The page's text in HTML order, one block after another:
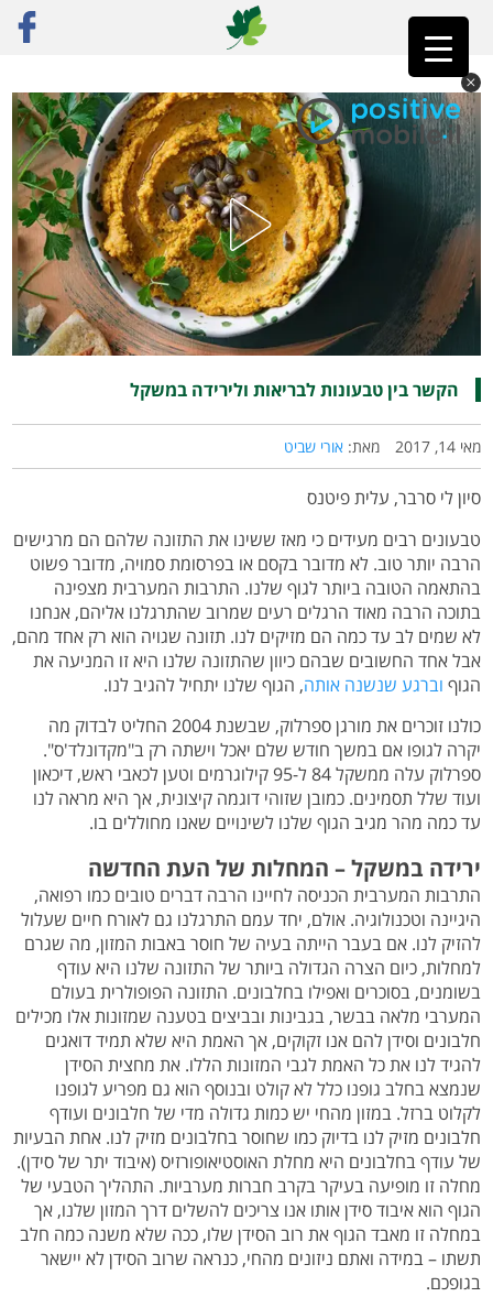
ראשי»פוסט נבחר הקשר בין טבעונות לבריאות ולירידה במשקל
הקשר בין טבעונות לבריאות ולירידה במשקל
מאי 14, 2017 מאת: אורי שביט
סיון לי סרבר, עלית פיטנס
טבעונים רבים מעידים כי מאז ששינו את התזונה שלהם הם מרגישים
הרבה יותר טוב. לא מדובר בקסם או בפרסומת סמויה, מדובר פשוט
בהתאמה הטובה ביותר לגוף שלנו. התרבות המערבית מצפינה
בתוכה הרבה מאוד הרגלים רעים שמרוב שהתרגלנו אליהם, אנחנו
לא שמים לב עד כמה הם מזיקים לנו. תזונה שגויה הוא רק אחד מהם,
אבל אחד החשובים שבהם כיוון שהתזונה שלנו היא זו המניעה את
הגוף וברגע שנשנה אותה, הגוף שלנו יתחיל להגיב לנו.
כולנו זוכרים את מורגן ספרלוק, שבשנת 2004 החליט לבדוק מה
יקרה לגופו אם במשך חודש שלם יאכל וישתה רק ב"מקדונלד'ס".
ספרלוק עלה ממשקל 84 ל-95 קילוגרמים וטען לכאבי ראש, דיכאון
ועוד שלל תסמינים. כמובן שזוהי דוגמה קיצונית, אך היא מראה לנו
עד כמה מהר מגיב הגוף שלנו לשינויים שאנו מחוללים בו.
ירידה במשקל – המחלות של העת החדשה
התרבות המערבית הכניסה לחיינו הרבה דברים טובים כמו רפואה,
היגיינה וטכנולוגיה. אולם, יחד עמם התרגלנו גם לאורח חיים שעלול
להזיק לנו. אם בעבר הייתה בעיה של חוסר באבות המזון, מה שגרם
למחלות, כיום הצרה הגדולה ביותר של התזונה שלנו היא עודף
בשומנים, בסוכרים ואפילו בחלבונים. התזונה הפופולרית בעולם
המערבי מלאה בבשר, בגבינות ובביצים בטענה שמזונות אלו מכילים
חלבונים וסידן להם אנו זקוקים, אך האמת היא שלא תמיד דואגים
להגיד לנו את כל האמת לגבי המזונות הללו. את מחצית הסידן
שנמצא בחלב גופנו כלל לא קולט ובנוסף הוא גם מפריע לגופנו
לקלוט ברזל. במזון מהחי יש כמות גדולה מדי של חלבונים ועודף
חלבונים מזיק לנו בדיוק כמו שחוסר בחלבונים מזיק לנו. אחת הבעיות
של עודף בחלבונים היא מחלת האוסטיאופורזיס (איבוד יתר של סידן).
מחלה זו מופיעה בעיקר בקרב חברות מערביות. התהליך הטבעי של
הגוף הוא איבוד סידן אותו אנו צריכים להשלים דרך המזון שלנו, אך
במחלה זו מאבד הגוף את רוב הסידן שלו, ככה שלא משנה כמה חלב
תשתו – במידה ואתם ניזונים מהחי, כנראה שרוב הסידן לא יישאר
בגופכם.